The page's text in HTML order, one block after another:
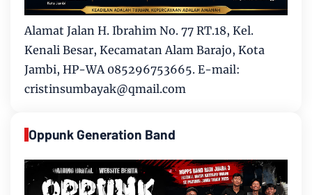
Alamat Jalan H. Ibrahim No. 77 RT.18, Kel.
Kenali Besar, Kecamatan Alam Barajo, Kota
Jambi, HP-WA 085296753665. E-mail:
cristinsumbayak@qmail.com
Oppunk Generation Band